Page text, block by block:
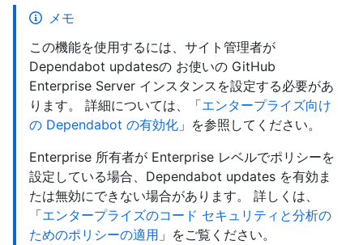
メモ
この機能を使用するには、サイト管理者が
Dependabot updatesの お使いの GitHub
Enterprise Server インスタンスを設定する必要があ
ります。 詳細については、「エンタープライズ向け
の Dependabot の有効化 」を参照してください。
Enterprise 所有者が Enterprise レベルでポリシーを
設定している場合、Dependabot updates を有効ま
たは無効にできない場合があります。 詳しくは、
「エンタープライズのコード セキュリティと分析の
ためのポリシーの適用 」をご覧ください。